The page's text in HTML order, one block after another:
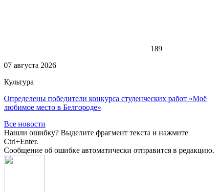
189
07 августа 2026
Культура
Определены победители конкурса студенческих работ «Моё
любимое место в Белгороде»
Все новости
Нашли ошибку? Выделите фрагмент текста и нажмите
Ctrl+Enter.
Сообщение об ошибке автоматически отправится в редакцию.